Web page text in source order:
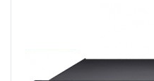
Phường Tân Mỹ, TPHCM, Quận